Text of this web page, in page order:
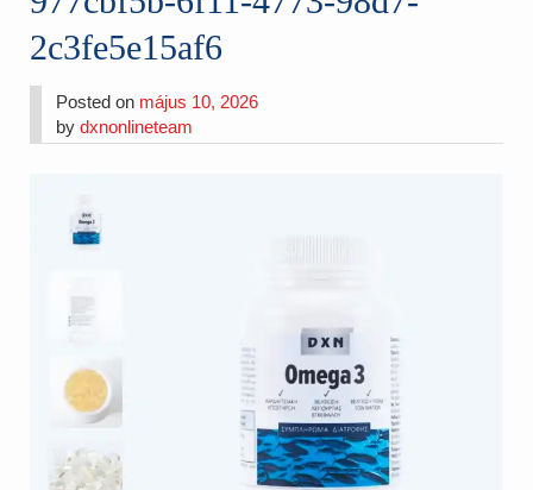
2c3fe5e15af6
Posted on május 10, 2026
bydxnonlineteam